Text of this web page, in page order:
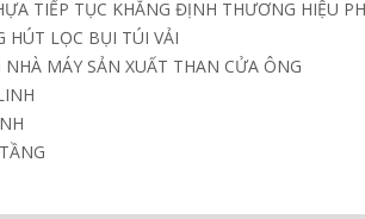
TIẾP TỤC KHẲNG ĐỊNH THƯƠNG HIỆU
HÚT LỌC BỤI TÚI VẢI
MÁY SẢN XUẤT THAN CỬA ÔNG